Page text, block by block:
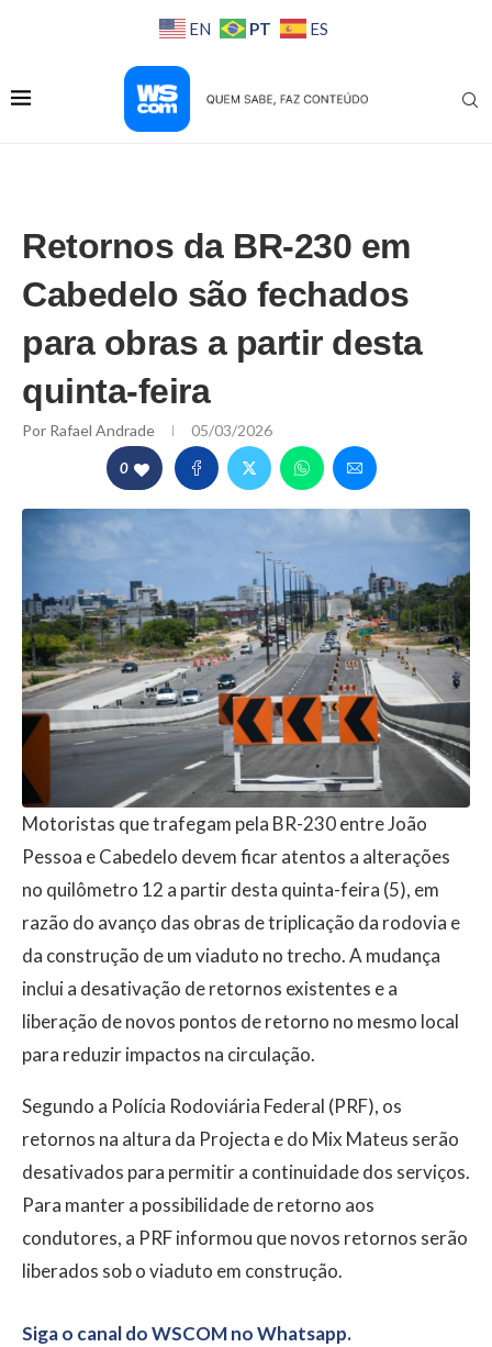
EN PT ES
Retornos da BR-230 em
Cabedelo são fechados
para obras a partir desta
quinta-feira
Por Rafael Andrade 05/03/2026
0
Motoristas que trafegam pela BR-230 entre João
Pessoa e Cabedelo devem ficar atentos a alterações
no quilômetro 12 a partir desta quinta-feira (5), em
razão do avanço das obras de triplicação da rodovia e
da construção de um viaduto no trecho. A mudança
inclui a desativação de retornos existentes e a
liberação de novos pontos de retorno no mesmo local
para reduzir impactos na circulação.
Segundo a Polícia Rodoviária Federal (PRF), os
retornos na altura da Projecta e do Mix Mateus serão
desativados para permitir a continuidade dos serviços.
Para manter a possibilidade de retorno aos
condutores, a PRF informou que novos retornos serão
liberados sob o viaduto em construção.
Siga o canal do WSCOM no Whatsapp.